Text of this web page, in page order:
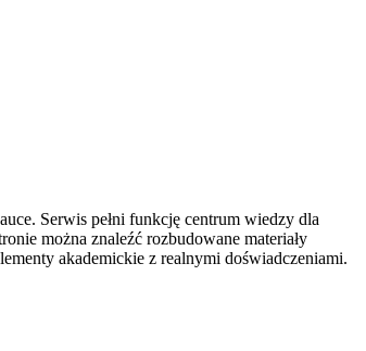
Serwis pełni funkcję centrum wiedzy dla
można znaleźć rozbudowane materiały
akademickie z realnymi doświadczeniami.